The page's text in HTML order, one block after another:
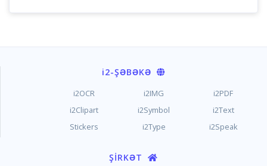
i2-ŞƏBƏKƏ
i2PDF
i2IMG
i2OCR
i2Text
i2Symbol
i2Clipart
i2Speak
i2Type
Stickers